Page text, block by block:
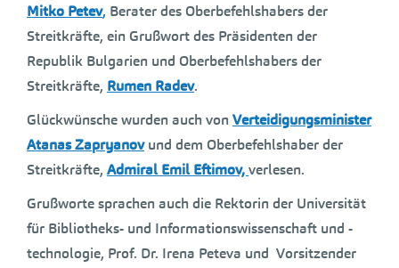
Mitko Petev, Berater des Oberbefehlshabers der
Streitkräfte, ein Grußwort des Präsidenten der
Republik Bulgarien und Oberbefehlshabers der
Streitkräfte, Rumen Radev.
Glückwünsche wurden auch von Verteidigungsminister
Atanas Zapryanovund dem Oberbefehlshaber der
Streitkräfte, Admiral Emil Eftimov,verlesen.
Grußworte sprachen auch die Rektorin der Universität
für Bibliotheks- und Informationswissenschaft und -
technologie, Prof. Dr. Irena Peteva und Vorsitzender